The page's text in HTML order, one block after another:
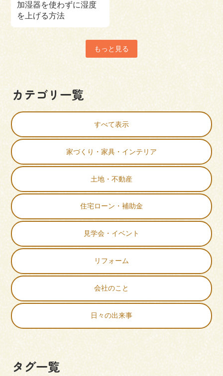
加湿器を使わずに湿度
を上げる方法
もっと見る
カテゴリ一覧
すべて表示
家づくり・家具・インテリア
土地・不動産
住宅ローン・補助金
見学会・イベント
リフォーム
会社のこと
日々の出来事
タグ一覧